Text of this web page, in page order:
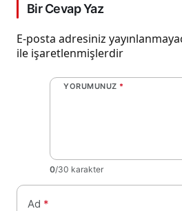
Bir Cevap Yaz
E-posta adresiniz
ile işaretlenmişlerdir
YORUMUNUZ *
0/30 karakter
Ad *